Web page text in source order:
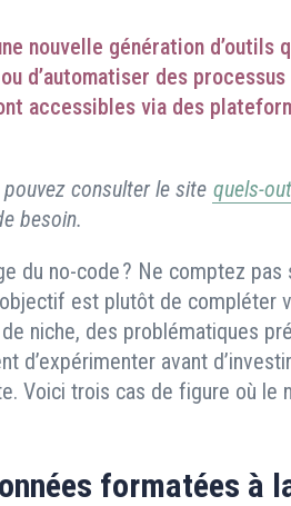
nouvelle génération
d’automatiser des
accessibles via des
consulter le site quels-
besoin.
du no-code ? Ne comptez
est plutôt de compléter
niche, des problématiques
d’expérimenter avant
Voici trois cas de figure où le
formatées à